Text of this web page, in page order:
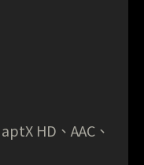
HD、AAC、